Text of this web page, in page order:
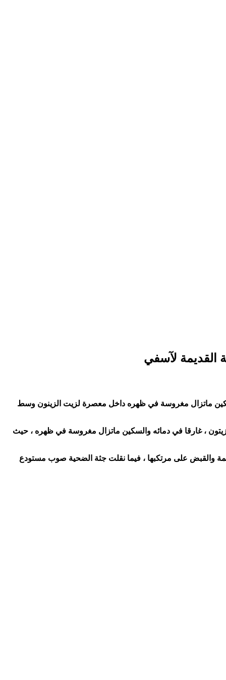
القديمة لآسفي
ماتزال مغروسة في ظهره داخل معصرة لزيت الزينون وسط
، غارقا في دمائه والسكين ماتزال مغروسة في ظهره ، حيث
والقبض على مرتكبها ، فيما نقلت جثة الضحية صوب مستودع